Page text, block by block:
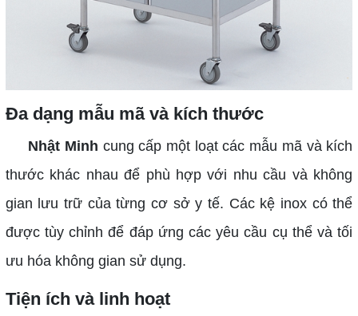
Đa dạng mẫu mã và kích thước
Nhật Minh cung cấp một loạt các mẫu mã và kích
thước khác nhau để phù hợp với nhu cầu và không
gian lưu trữ của từng cơ sở y tế. Các kệ inox có thể
được tùy chỉnh để đáp ứng các yêu cầu cụ thể và tối
ưu hóa không gian sử dụng.
Tiện ích và linh hoạt